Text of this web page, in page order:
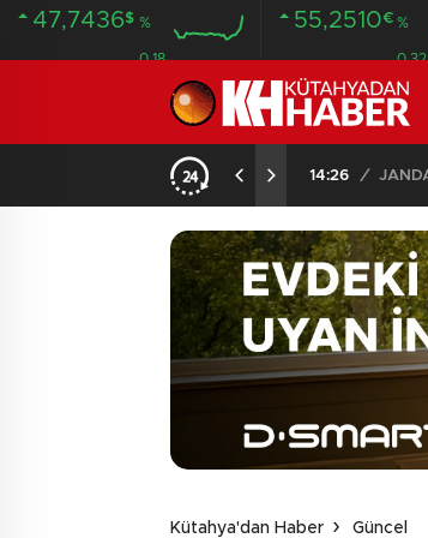
47,7436$ %
0.18
55,2510€ %
0.32
KÜTAHYA DAHİL 30 İLDE 104 GÖZALTI
Kütahya'dan Haber Güncel